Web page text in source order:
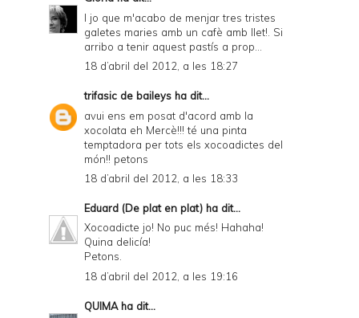
I jo que m'acabo de menjar tres tristes
galetes maries amb un cafè amb llet!. Si
arribo a tenir aquest pastís a prop...
18 d’abril del 2012, a les 18:27
trifasic de baileys ha dit...
avui ens em posat d'acord amb la
xocolata eh Mercè!!! té una pinta
temptadora per tots els xocoadictes del
món!! petons
18 d’abril del 2012, a les 18:33
Eduard (De plat en plat) ha dit...
Xocoadicte jo! No puc més! Hahaha!
Quina delicía!
Petons.
18 d’abril del 2012, a les 19:16
QUIMAha dit...